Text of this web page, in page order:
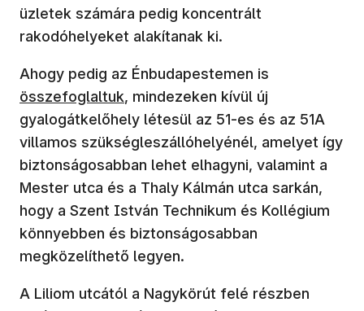
üzletek számára pedig koncentrált
rakodóhelyeket alakítanak ki.
Ahogy pedig az Énbudapestemen is
összefoglaltuk, mindezeken kívül új
gyalogátkelőhely létesül az 51-es és az 51A
villamos szükségleszállóhelyénél, amelyet így
biztonságosabban lehet elhagyni, valamint a
Mester utca és a Thaly Kálmán utca sarkán,
hogy a Szent István Technikum és Kollégium
könnyebben és biztonságosabban
megközelíthető legyen.
A Liliom utcától a Nagykörút felé részben